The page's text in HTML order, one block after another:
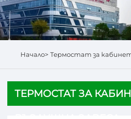
За Нас
Продукти
Начало> Термостат за кабинет
ТЕРМОСТАТ ЗА